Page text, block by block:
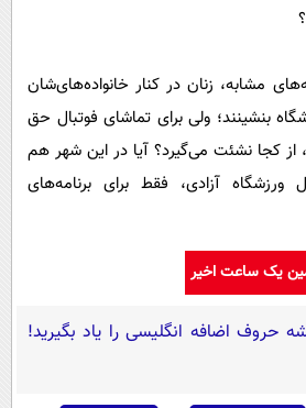
مشابه، زنان در کنار خانواده‌های‌شان
بنشینند؛ ولی برای تماشای فوتبال حق
از کجا نشئت می‌گیرد؟ آیا در این شهر هم
آزادی، فقط برای برنامه‌های
یک ساعت اخیر
حروف اضافه انگلیسی را یاد بگیرید!